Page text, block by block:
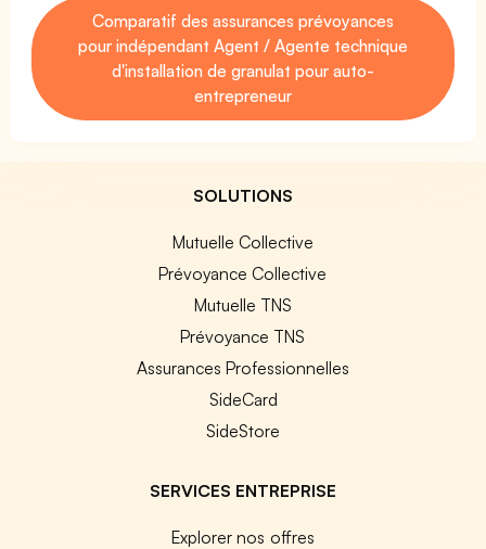
Comparatif des assurances prévoyances
pour indépendant Agent / Agente technique
d'installation de granulat pour auto-
entrepreneur
SOLUTIONS
Mutuelle Collective
Prévoyance Collective
Mutuelle TNS
Prévoyance TNS
Assurances Professionnelles
SideCard
SideStore
SERVICES ENTREPRISE
Explorer nos offres